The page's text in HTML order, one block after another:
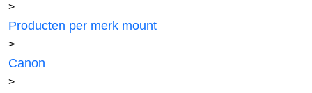
>
Producten per merk mount
>
Canon
>